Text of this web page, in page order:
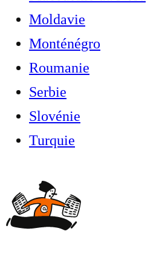
Moldavie
Monténégro
Roumanie
Serbie
Slovénie
Turquie